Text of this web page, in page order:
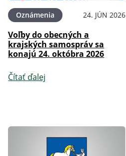
Oznámenia 24. JÚN 2026
Voľby do obecných a
krajských samospráv sa
konajú 24. októbra 2026
Čítať ďalej